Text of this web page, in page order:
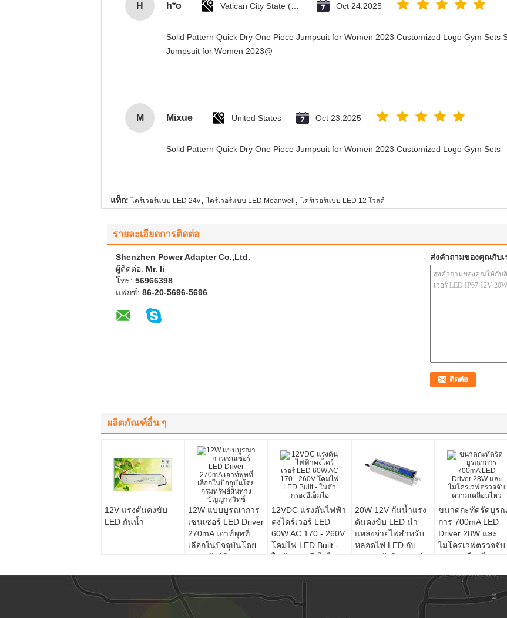
H h*o Oct 24.2025
Solid Pattern Quick Dry One Piece Jumpsuit for Women 2023 Customized Logo Gym Sets
Jumpsuit for Women 2023@
M Mixue United States Oct 23.2025
Solid Pattern Quick Dry One Piece Jumpsuit for Women 2023 Customized Logo Gym Sets
แท็ก: ไดร์เวอร์แบบ LED 24v, ไดร์เวอร์แบบ LED Meanwell , ไดร์เวอร์แบบ LED 12 โวลต์
รายละเอียดการติดต่อ
Shenzhen Power Adapter Co.,Ltd.
ผู้ติดต่อ: Mr. li
โทร: 56966398
แฟกซ์: 86-20-5696-5696
ส่งคำถามของคุณกับเ
ผลิตภัณฑ์อื่น ๆ
12V แรงดันคงขับ
LED กันน้ำ
12W แบบบูรณาการ
เซนเซอร์ LED Driver
270mA เอาท์พุทที่
เลือกในปัจจุบันโดย
กรมทรัพย์สินทาง
12VDC แรงดันไฟฟ้า
คงไดร์เวอร์ LED
60W AC 170 - 260V
โคมไฟ LED Built -
ในตัวกรองอีเอ็มไอ
20W 12V กันน้ำแรง
ดันคงขับ LED นำ
แหล่งจ่ายไฟสำหรับ
หลอดไฟ LED กับ
สมาคมนักวิเคราะห์
ขนาดกะทัดรัดบูร
การ 700mA LED
Driver 28W และ
ไมโครเวฟตรวจจับ
ความเคลื่อนไหว